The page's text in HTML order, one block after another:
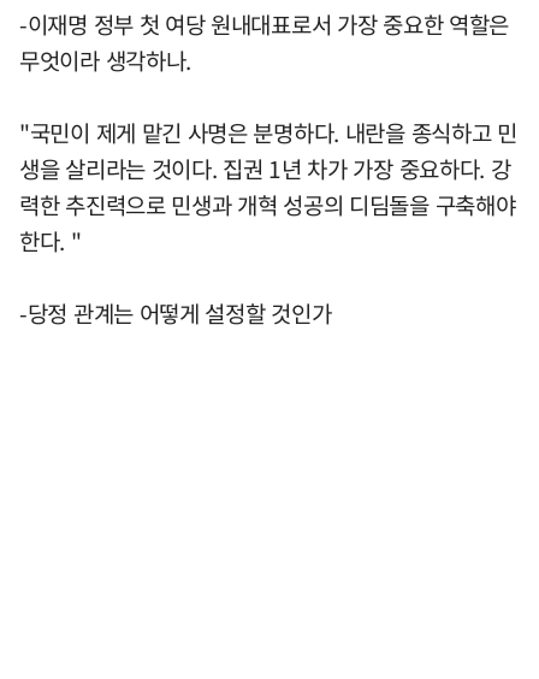
-이재명 정부 첫 여당 원내대표로서 가장 중요한 역할은
무엇이라 생각하나.
"국민이 제게 맡긴 사명은 분명하다. 내란을 종식하고 민
생을 살리라는 것이다. 집권 1년 차가 가장 중요하다. 강
력한 추진력으로 민생과 개혁 성공의 디딤돌을 구축해야
한다. "
-당정 관계는 어떻게 설정할 것인가